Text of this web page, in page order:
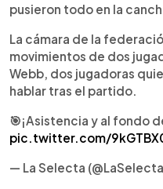
pusieron todo en la
La cámara de la
movimientos de dos
Webb, dos jugadoras
hablar tras el partido.
🎯¡Asistencia y al fondo
pic.twitter.com/
— La Selecta